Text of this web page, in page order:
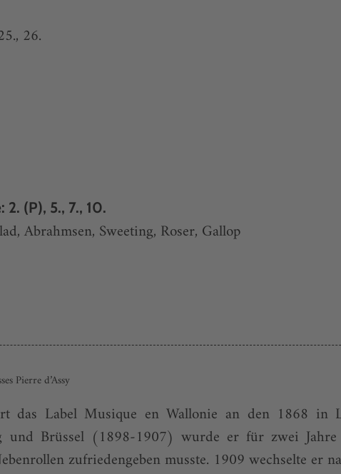
26.
(P), 5., 7., 10.
Abrahmsen, Sweeting, Roser, Gallop
Pierre d’Assy
Label Musique en Wallonie an den 1868 in
und Brüssel (1898-1907) wurde er für zwei
zufriedengeben musste. 1909 wechselte er